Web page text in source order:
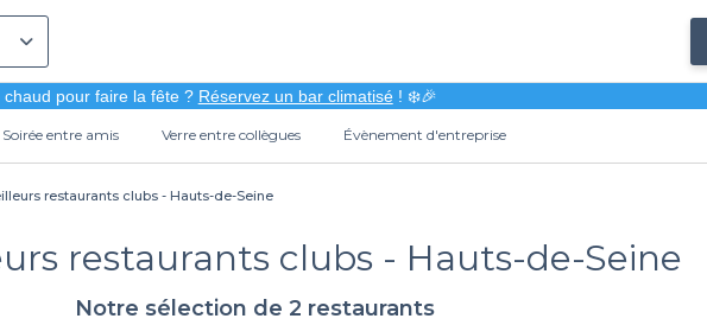
chaud pour faire la fête ? Réservez un bar climatisé! ❄️🎉
Soirée entre amis Verre entre collègues Évènement d'entreprise
restaurants clubs - Hauts-de-Seine
restaurants clubs - Hauts-de-Seine
Notre sélection de 2 restaurants